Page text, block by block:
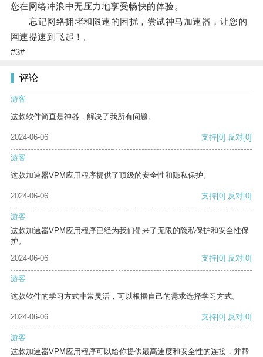
您在网络冲浪中无压力地享受畅快的体验。
忘记网络拥堵和限速的困扰，尝试神马加速器，让您的
网速提速到飞起！。
#3#
评论
游客
这款软件简直是神器，解决了我所有问题。
2024-06-06 支持[0] 反对[0]
游客
这款加速器VPM应用程序提供了顶级的安全性和隐私保护。
2024-06-06 支持[0] 反对[0]
游客
这款加速器VPM应用程序已经为我们带来了无限的隐私保护和安全性保
护。
2024-06-06
支持[0] 反对[0]
游客
这款软件的学习方式非常灵活，可以根据自己的需求选择学习方式。
2024-06-06 支持[0] 反对[0]
游客
这款加速器VPM应用程序可以给你提供最高速度和安全性的连接，并帮